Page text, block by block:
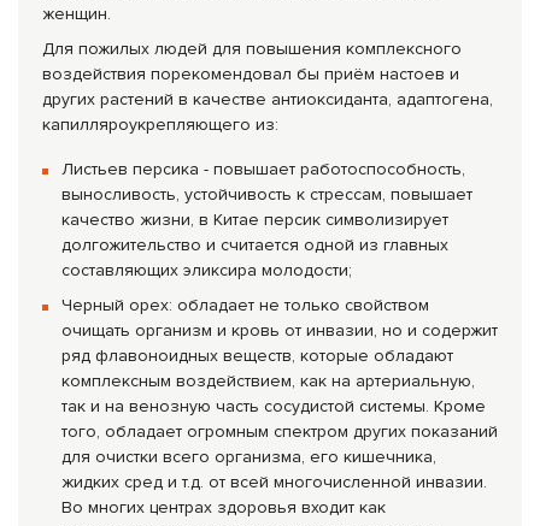
женщин.
Для пожилых людей для повышения комплексного
воздействия порекомендовал бы приём настоев и
других растений в качестве антиоксиданта, адаптогена,
капилляроукрепляющего из:
Листьев персика - повышает работоспособность,
выносливость, устойчивость к стрессам, повышает
качество жизни, в Китае персик символизирует
долгожительство и считается одной из главных
составляющих эликсира молодости;
Черный орех: обладает не только свойством
очищать организм и кровь от инвазии, но и содержит
ряд флавоноидных веществ, которые обладают
комплексным воздействием, как на артериальную,
так и на венозную часть сосудистой системы. Кроме
того, обладает огромным спектром других показаний
для очистки всего организма, его кишечника,
жидких сред и т.д. от всей многочисленной инвазии.
Во многих центрах здоровья входит как